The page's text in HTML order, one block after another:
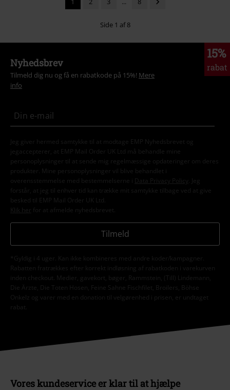
Side 1 af 8
15%
rabat
Nyhedsbrev
Tilmeld dig nu og få en rabatkode på 15%! Mere
info
Jeg giver hermed samtykke til at modtage EMP Nyhedsbrevet og
jegaccepterer, at EMP Mail Order UK Ltd må behandle mine
personoplysninger til at sende mig regelmæssige opdateringer om deres
produkter. Mine personoplysninger vil blive behandlet i
overensstemmelse med bestemmelserne i
Data Privacy Policy
. Jeg
forstår, at jeg til enhver tid kan trække mit samtykke tilbage ved at give
besked til EMP Mail Order UK Ltd.
Klik her
for at afmelde nyhedsbrevet.
Tilmeld
*Gyldig i 4 uger. Kan ikke kombineres med andre koder/kampagner.
Rabatten fratrækkes efter korrekt indløsning af rabatkoden i varekurven
inden checkout. Medier, gavekort, bøger, Rammstein, (Till) Lindemann,
Die Ärzte, Die Toten Hosen, Feine Sahne Fischfilet, Broilers, Böhse
Onkelz og varer med en donation til velgørenhed i prisen, er undtaget
rabat.
Vores kundeservice er klar til at hjælpe